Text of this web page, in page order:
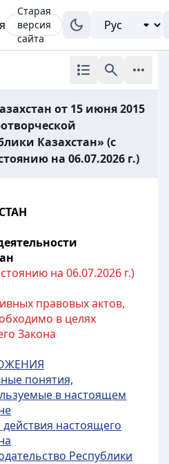
Старая
версия
сайта
от 15 июня 2015
Казахстан» (с
на 06.07.2026 г.)
на 06.07.2026 г.)
правовых актов,
в целях
Закона
понятия,
в настоящем
настоящего
Республики